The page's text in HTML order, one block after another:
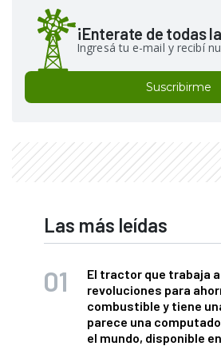
¡Enterate de todas
Ingresá tu e-mail y recibí
Suscribirme
Las más leídas
El tractor que trabaja a
revoluciones para
combustible y tiene
parece una
el mundo, disponible